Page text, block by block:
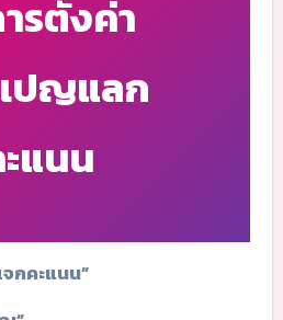
รตั้งค่า
ปญแลก
แนน
กคะแนน”